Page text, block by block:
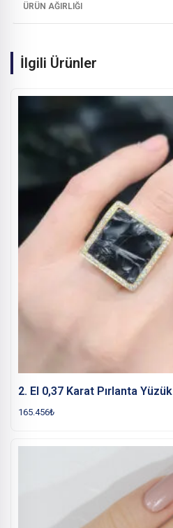
ÜRÜN AĞIRLIĞI
İlgili Ürünler
2. El 0,37 Karat Pırlanta Yüzük
165.456₺